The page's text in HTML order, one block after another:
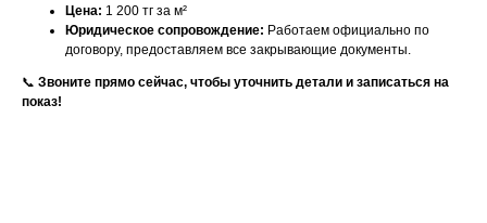
Цена: 1 200 тг за м²
Юридическое сопровождение: Работаем официально по
договору, предоставляем все закрывающие документы.
📞 Звоните прямо сейчас, чтобы уточнить детали и записаться на
показ!